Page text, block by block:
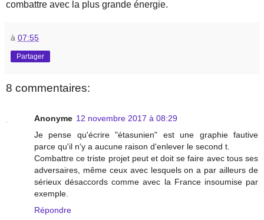
combattre avec la plus grande énergie.
à 07:55
Partager
8 commentaires:
Anonyme 12 novembre 2017 à 08:29
Je pense qu'écrire "étasunien" est une graphie fautive
parce qu'il n'y a aucune raison d'enlever le second t.
Combattre ce triste projet peut et doit se faire avec tous ses
adversaires, même ceux avec lesquels on a par ailleurs de
sérieux désaccords comme avec la France insoumise par
exemple.
Répondre